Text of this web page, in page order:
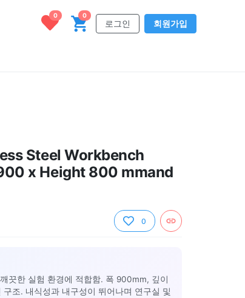
0 0
로그인 회원가입
Steel Workbench
x Height 800 mmand
0
끗한 실험 환경에 적합함. 폭 900mm, 깊이
조. 내식성과 내구성이 뛰어나며 연구실 및